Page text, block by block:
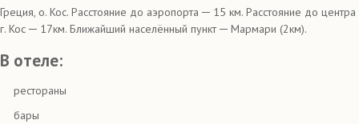
Греция, о. Кос. Расстояние до аэропорта ─ 15 км. Расстояние до центра
г. Кос ─ 17км. Ближайший населённый пункт ─ Мармари (2км).
В отеле:
рестораны
бары